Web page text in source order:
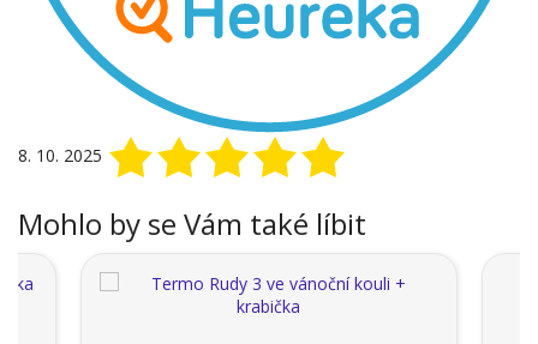
8. 10. 2025
Mohlo by se Vám také líbit